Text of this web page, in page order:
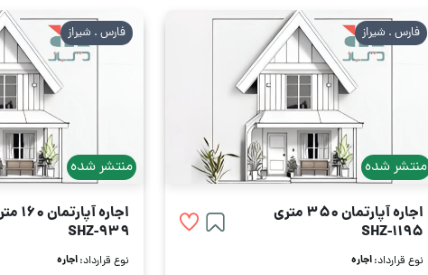
منتشر شده
فارس . شیراز
اجاره آپارتمان 350 متری
SHZ-1195
نوع قرارداد:اجاره
منتشر شده
فارس . شیراز
اجاره آپارتمان 160 متری
SHZ-939
نوع قرارداد:اجاره